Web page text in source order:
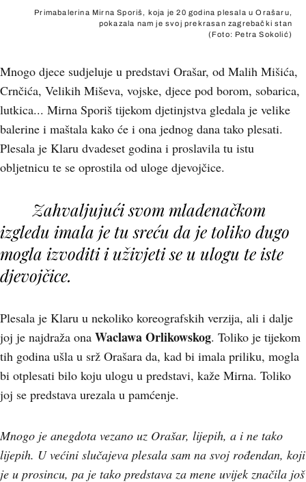
Primabalerina Mirna Sporiš, koja je 20 godina plesala u Orašaru,
pokazala nam je svoj prekrasan zagrebački stan
(Foto: Petra Sokolić)
Mnogo djece sudjeluje u predstavi Orašar, od Malih Mišića,
Crnčića, Velikih Miševa, vojske, djece pod borom, sobarica,
lutkica... Mirna Sporiš tijekom djetinjstva gledala je velike
balerine i maštala kako će i ona jednog dana tako plesati.
Plesala je Klaru dvadeset godina i proslavila tu istu
obljetnicu te se oprostila od uloge djevojčice.
Zahvaljujući svom mladenačkom
izgledu imala je tu sreću da je toliko dugo
mogla izvoditi i uživjeti se u ulogu te iste
djevojčice.
Plesala je Klaru u nekoliko koreografskih verzija, ali i dalje
joj je najdraža ona Waclawa Orlikowskog. Toliko je tijekom
tih godina ušla u srž Orašara da, kad bi imala priliku, mogla
bi otplesati bilo koju ulogu u predstavi, kaže Mirna. Toliko
joj se predstava urezala u pamćenje.
Mnogo je anegdota vezano uz Orašar, lijepih, a i ne tako
lijepih. U većini slučajeva plesala sam na svoj rođendan, koji
je u prosincu, pa je tako predstava za mene uvijek značila još